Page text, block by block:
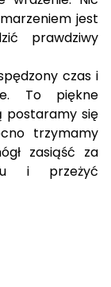
jest
prawdziwy
czas i
To piękne
postaramy się
trzymamy
zasiąść za
i przeżyć